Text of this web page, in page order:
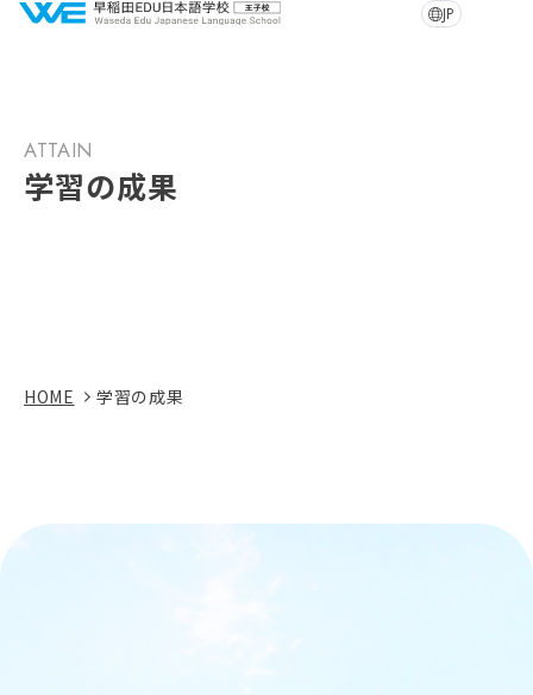
JP
ATTAIN
学習の成果
HOME 学習の成果